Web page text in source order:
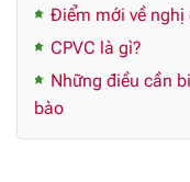
Điểm mới về nghị
CPVC là gì?
Những điều cần
bào